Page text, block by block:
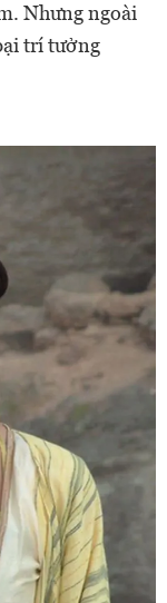
Nhưng ngoài
trí tưởng